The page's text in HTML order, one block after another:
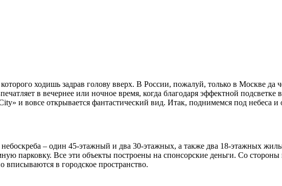
ходишь задрав голову вверх. В России, пожалуй, только в Москве
в вечернее или ночное время, когда благодаря эффектной
и вовсе открывается фантастический вид. Итак, поднимемся под небеса
– один 45-этажный и два 30-этажных, а также два 18-этажных
парковку. Все эти объекты построены на спонсорские деньги. Со
вписываются в городское пространство.